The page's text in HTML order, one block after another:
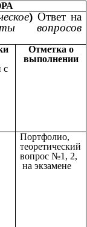
) Ответ на
вопросов
с
Отметка о
выполнении
Портфолио,
теоретический
вопрос №1, 2,
на экзамене